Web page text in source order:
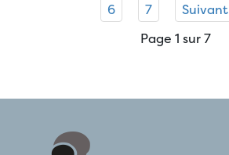
6
7 Suivant
Page 1 sur 7